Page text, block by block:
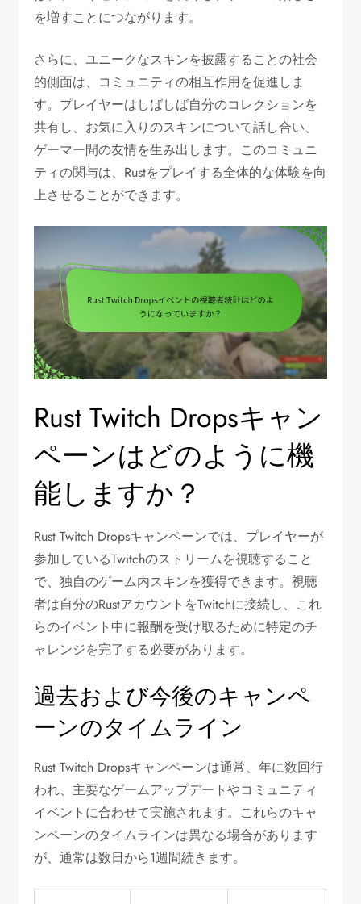
を増すことにつながります。
さらに、ユニークなスキンを披露することの社会
的側面は、コミュニティの相互作用を促進しま
す。プレイヤーはしばしば自分のコレクションを
共有し、お気に入りのスキンについて話し合い、
ゲーマー間の友情を生み出します。このコミュニ
ティの関与は、Rustをプレイする全体的な体験を向
上させることができます。
Rust Twitch Dropsキャン
ペーンはどのように機
能しますか？
Rust Twitch Dropsキャンペーンでは、プレイヤーが
参加しているTwitchのストリームを視聴すること
で、独自のゲーム内スキンを獲得できます。視聴
者は自分のRustアカウントをTwitchに接続し、これ
らのイベント中に報酬を受け取るために特定のチ
ャレンジを完了する必要があります。
過去および今後のキャンペ
ーンのタイムライン
Rust Twitch Dropsキャンペーンは通常、年に数回行
われ、主要なゲームアップデートやコミュニティ
イベントに合わせて実施されます。これらのキャ
ンペーンのタイムラインは異なる場合があります
が、通常は数日から1週間続きます。